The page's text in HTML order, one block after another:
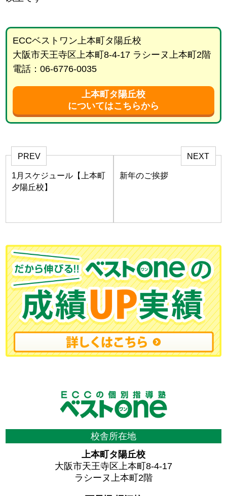
ECCベストワン上本町タ陽丘校
大阪市天王寺区上本町8-4-17 ラシーヌ上本町2階
電話：06-6776-0035
上本町タ陽丘校
についてはこちらから
PREV
1月スケジュール【上本町
夕陽丘校】
NEXT
新年のご挨拶
校舎所在地
上本町タ陽丘校
大阪市天王寺区上本町8-4-17
ラシーヌ上本町2階